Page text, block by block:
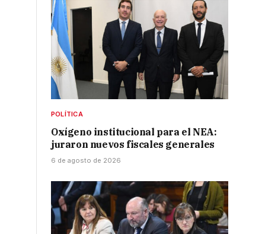
POLÍTICA
Oxígeno institucional para el NEA:
juraron nuevos fiscales generales
6 de agosto de 2026